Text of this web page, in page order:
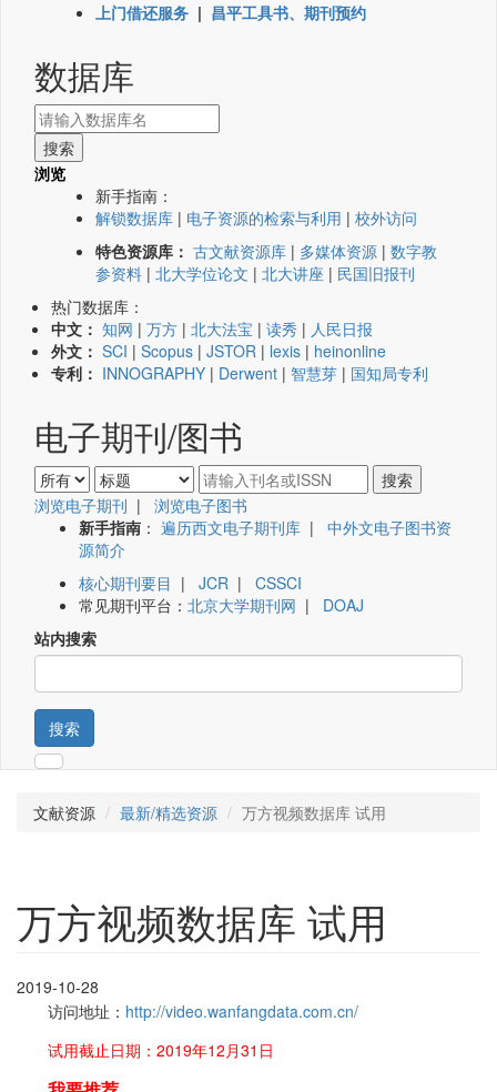
上门借还服务 | 昌平工具书、期刊预约
数据库
浏览
新手指南：
解锁数据库 | 电子资源的检索与利用 | 校外访问
特色资源库： 古文献资源库 | 多媒体资源 | 数字教
参资料 | 北大学位论文 | 北大讲座 | 民国旧报刊
热门数据库：
中文： 知网 | 万方 | 北大法宝 | 读秀 | 人民日报
外文： SCI | Scopus | JSTOR | lexis | heinonline
专利： INNOGRAPHY | Derwent | 智慧芽 | 国知局专利
电子期刊/图书
浏览电子期刊 | 浏览电子图书
新手指南 ： 遍历西文电子期刊库 | 中外文电子图书资
源简介
核心期刊要目 | JCR | CSSCI
常见期刊平台： 北京大学期刊网 | DOAJ
站内搜索
搜索
文献资源 最新/精选资源 万方视频数据库 试用
万方视频数据库 试用
2019-10-28
访问地址： http://video.wanfangdata.com.cn/
试用截止日期：2019年12月31日